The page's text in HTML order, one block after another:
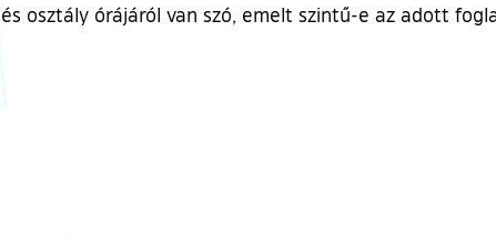
osztály órájáról van szó, emelt szintű-e az adott